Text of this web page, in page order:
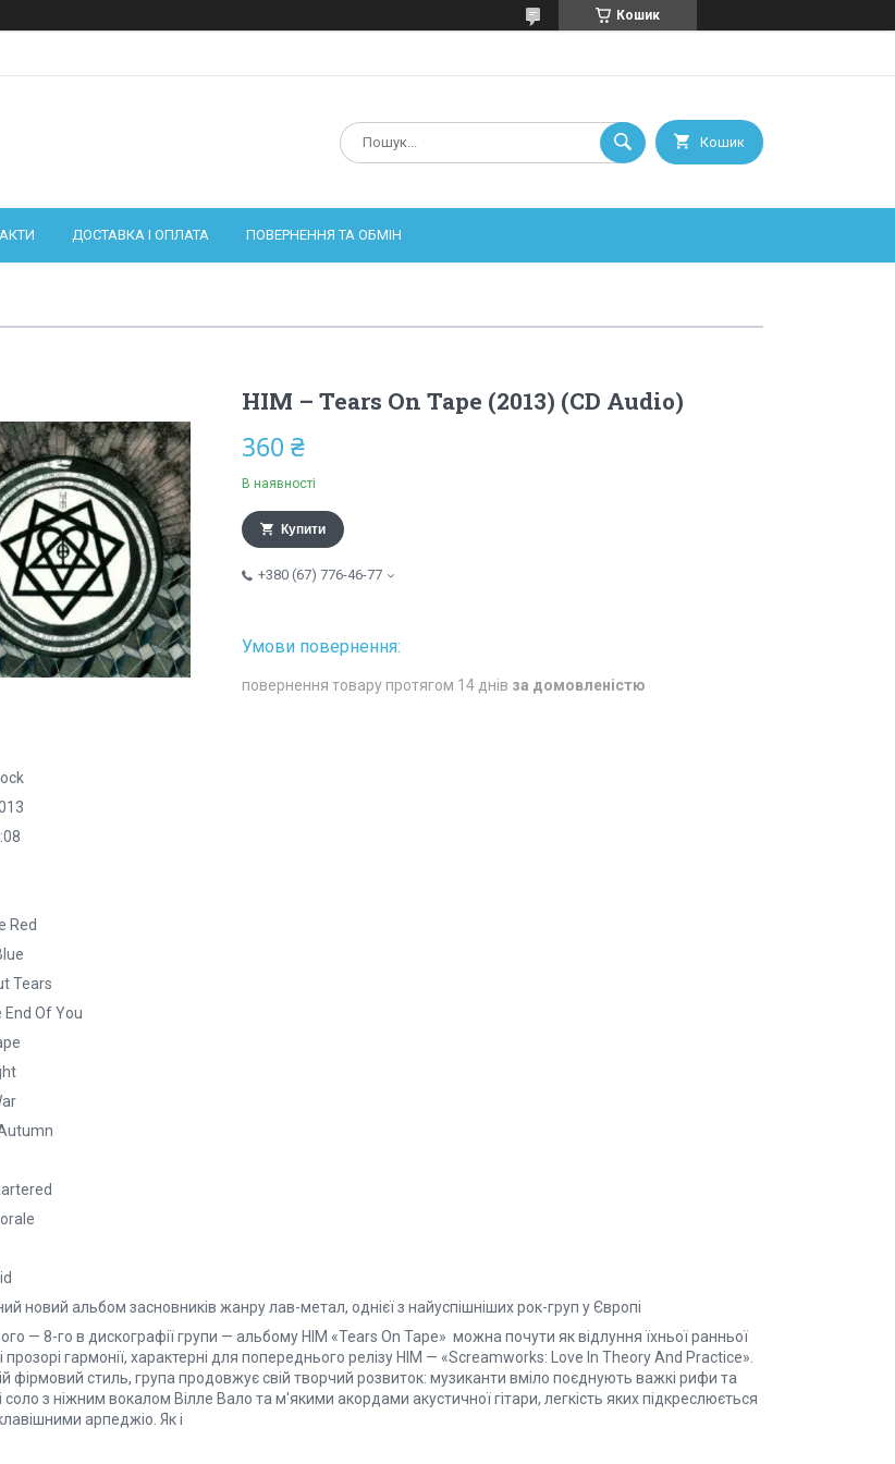
Кошик
Кошик
ДОСТАВКА І ОПЛАТА ПОВЕРНЕННЯ ТА ОБМІН
HIM – Tears On Tape (2013) (CD Audio)
360 ₴
В наявності
Купити
+380 (67) 776-46-77
повернення товару протягом 14 днів за домовленістю
Red
Tears
End Of You
новий альбом засновників жанру лав-метал, однієї з найуспішніших рок-груп у Європі
— 8-го в дискографії групи — альбому HIM «Tears On Tape» можна почути як відлуння їхньої ранньої
прозорі гармонії, характерні для попереднього релізу HIM — «Screamworks: Love In Theory And Practice».
фірмовий стиль, група продовжує свій творчий розвиток: музиканти вміло поєднують важкі рифи та
соло з ніжним вокалом Вілле Вало та м'якими акордами акустичної гітари, легкість яких підкреслюється
арпеджіо. Як і